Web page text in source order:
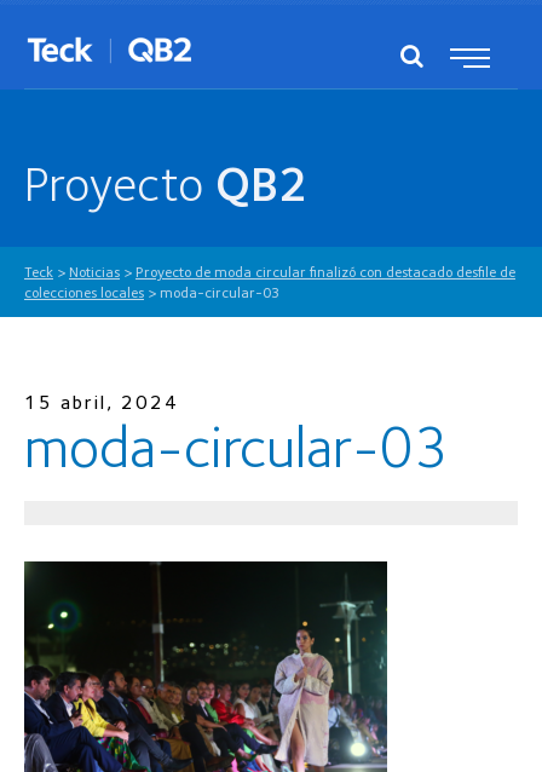
Proyecto QB2
Teck > Noticias > Proyecto de moda circular finalizó con destacado desfile de
colecciones locales > moda-circular-03
15 abril, 2024
moda-circular-03